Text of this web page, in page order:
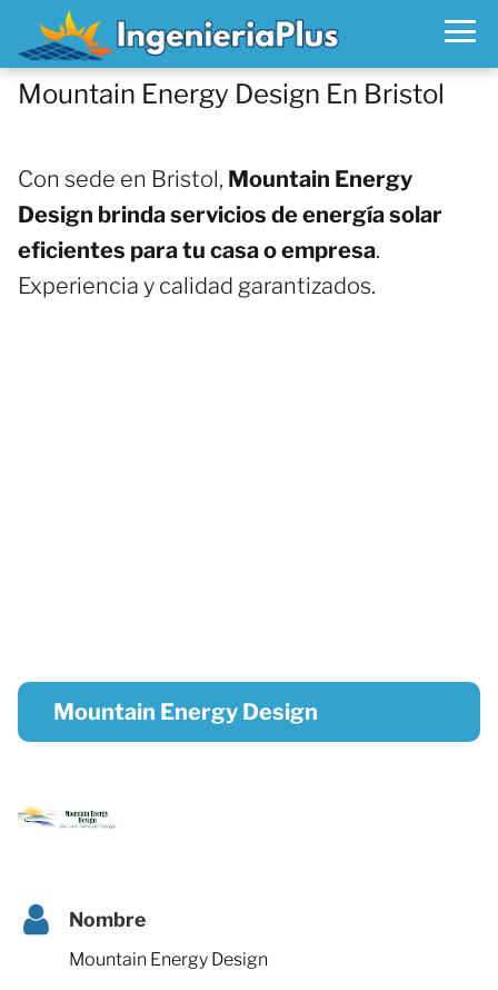
Mountain Energy Design En Bristol
Con sede en Bristol, Mountain Energy
Design brinda servicios de energía solar
eficientes para tu casa o empresa.
Experiencia y calidad garantizados.
Mountain Energy Design
Nombre
Mountain Energy Design